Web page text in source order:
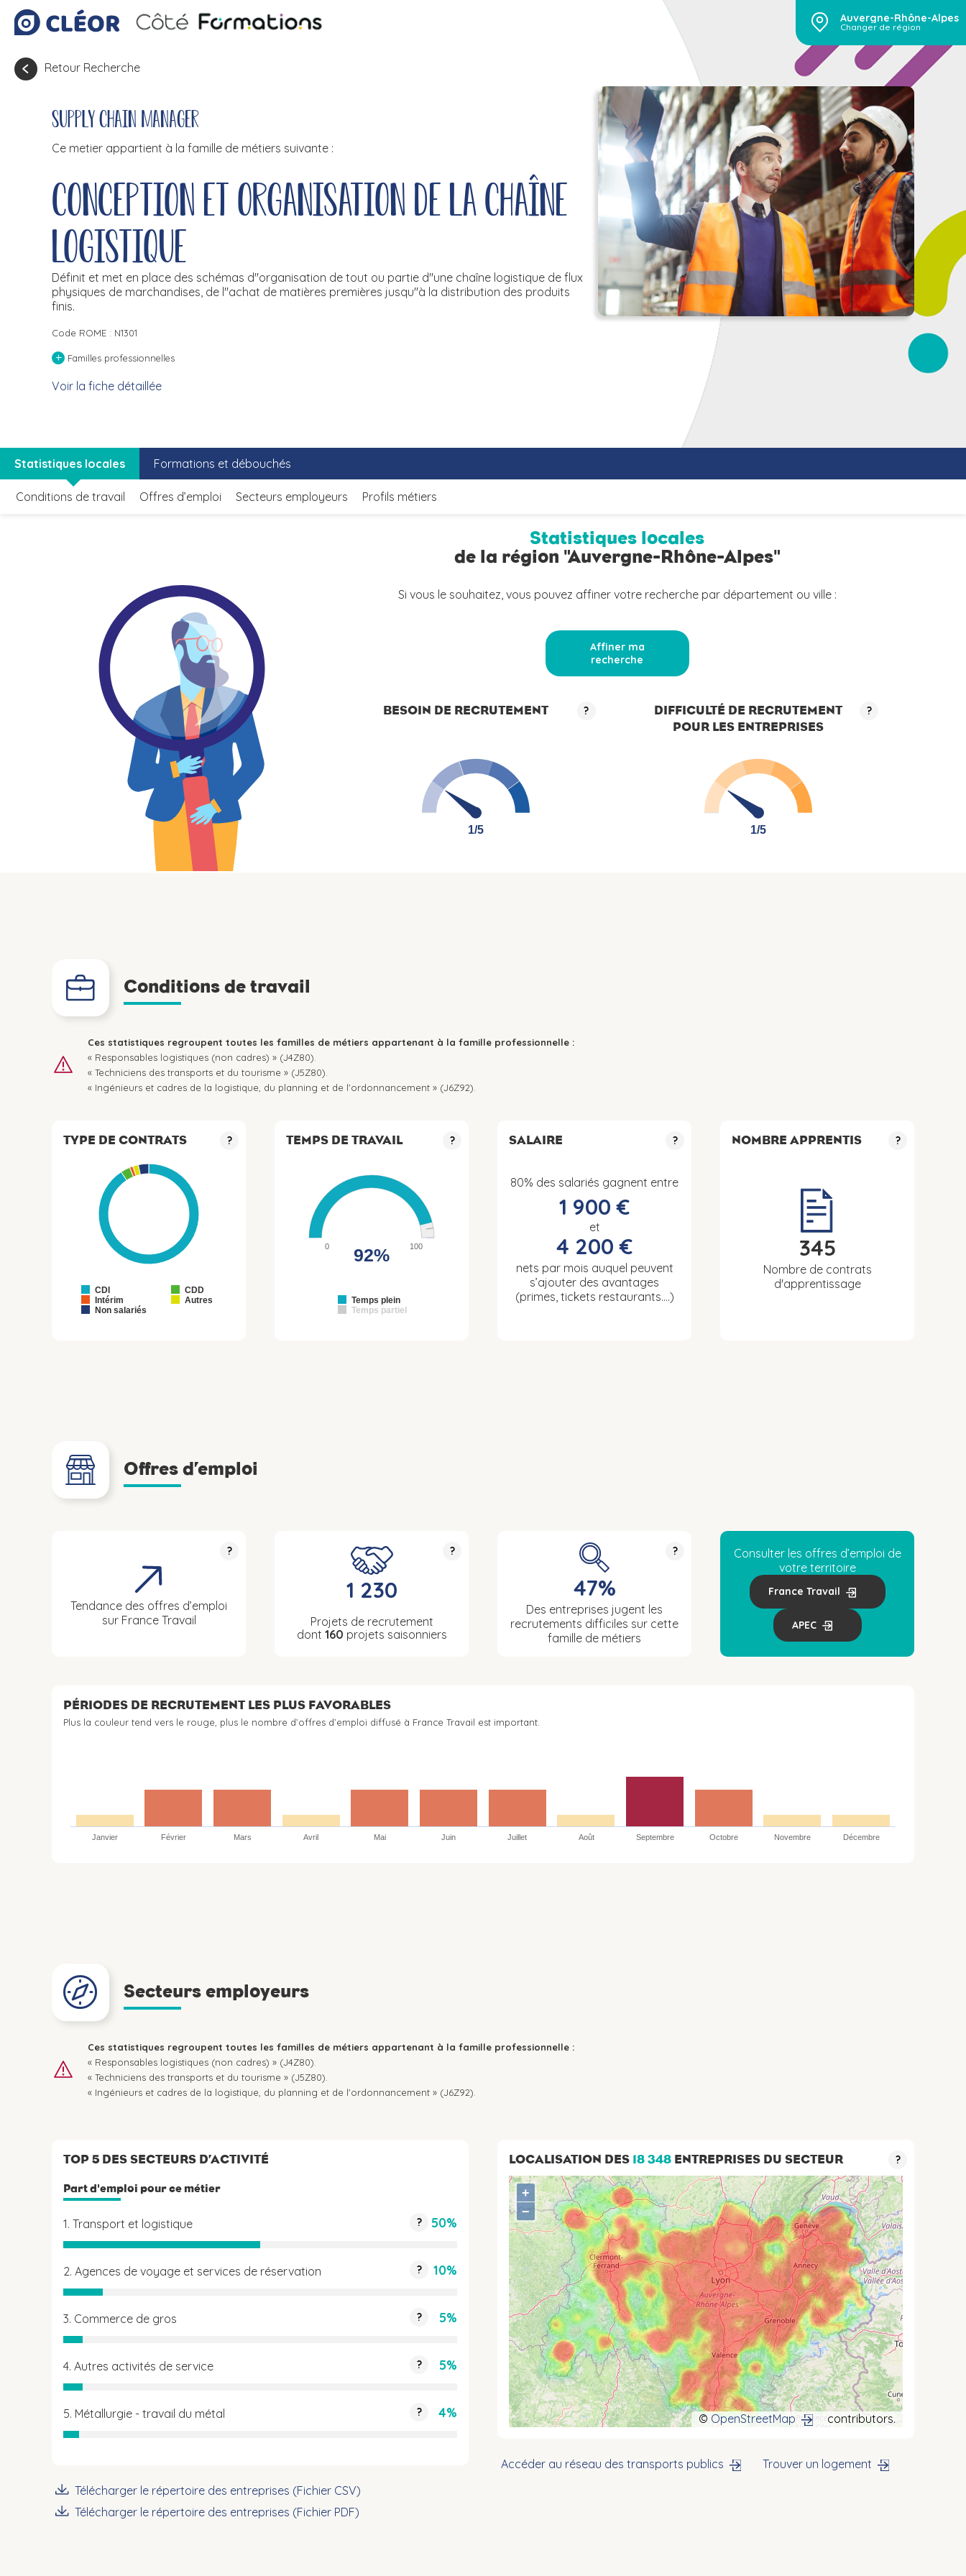
Auvergne-Rhône-Alpes
Changer de région
Retour Recherche
Supply chain manager
Ce metier appartient à la famille de métiers suivante :
Conception et organisation de la chaîne
logistique
Définit et met en place des schémas d''organisation de tout ou partie d''une chaîne logistique de flux
physiques de marchandises, de l''achat de matières premières jusqu''à la distribution des produits
finis.
Code ROME : N1301
+ Familles professionnelles
Voir la fiche détaillée
Statistiques locales Formations et débouchés
Conditions de travail Offres d’emploi Secteurs employeurs Profils métiers
Statistiques locales
de la région "Auvergne-Rhône-Alpes"
Si vous le souhaitez, vous pouvez affiner votre recherche par département ou ville :
Affiner ma
recherche
BESOIN DE RECRUTEMENT ?
1/5
1/5
DIFFICULTÉ DE RECRUTEMENT
POUR LES ENTREPRISES
?
1/5
1/5
Conditions de travail
Ces statistiques regroupent toutes les familles de métiers appartenant à la famille professionnelle :
« Responsables logistiques (non cadres) » (J4Z80).
« Techniciens des transports et du tourisme » (J5Z80).
« Ingénieurs et cadres de la logistique, du planning et de l'ordonnancement » (J6Z92).
TYPE DE CONTRATS ?
CDI
CDD
Intérim
Autres
Non salariés
TEMPS DE TRAVAIL ?
Temps plein
Temps partiel
0 100
92%
SALAIRE ?
80% des salariés gagnent entre
1 900 €
et
4 200 €
nets par mois auquel peuvent
s’ajouter des avantages
(primes, tickets restaurants….)
NOMBRE APPRENTIS ?
345
Nombre de contrats
d'apprentissage
Offres d’emploi
?
Tendance des offres d’emploi
sur France Travail
?
1 230
Projets de recrutement
dont 160 projets saisonniers
?
47%
Des entreprises jugent les
recrutements difficiles sur cette
famille de métiers
Consulter les offres d’emploi de
votre territoire
France Travail
APEC
PÉRIODES DE RECRUTEMENT LES PLUS FAVORABLES
Plus la couleur tend vers le rouge, plus le nombre d’offres d’emploi diffusé à France Travail est important.
Janvier Février Mars Avril Mai Juin Juillet Août Septembre Octobre Novembre Décembre
Secteurs employeurs
Ces statistiques regroupent toutes les familles de métiers appartenant à la famille professionnelle :
« Responsables logistiques (non cadres) » (J4Z80).
« Techniciens des transports et du tourisme » (J5Z80).
« Ingénieurs et cadres de la logistique, du planning et de l'ordonnancement » (J6Z92).
TOP 5 DES SECTEURS D’ACTIVITÉ
Part d'emploi pour ce métier
1. Transport et logistique ? 50%
2. Agences de voyage et services de réservation ? 10%
3. Commerce de gros ? 5%
4. Autres activités de service ? 5%
5. Métallurgie - travail du métal ? 4%
Télécharger le répertoire des entreprises (Fichier CSV)
Télécharger le répertoire des entreprises (Fichier PDF)
LOCALISATION DES 18 348 ENTREPRISES DU SECTEUR ?
+
−
© OpenStreetMap contributors.
Accéder au réseau des transports publics Trouver un logement